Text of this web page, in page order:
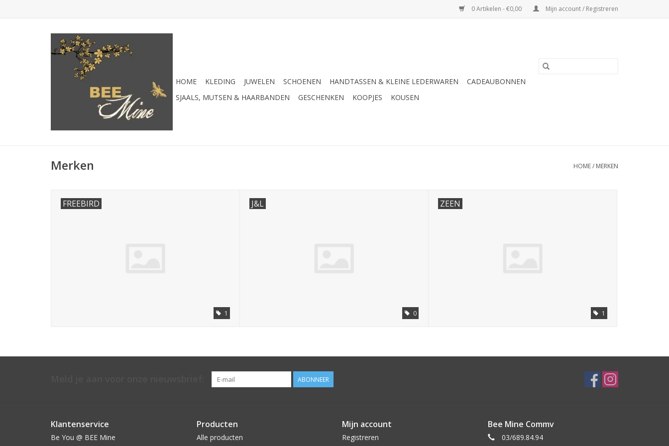
0 Artikelen - €0,00 Mijn account / Registreren
HOME KLEDING JUWELEN SCHOENEN HANDTASSEN & KLEINE LEDERWAREN
CADEAUBONNEN
SJAALS, MUTSEN & HAARBANDEN
GESCHENKEN KOOPJES KOUSEN
Merken HOME/ MERKEN
FREEBIRD
1
J&L
0
ZEEN
1
ABONNEER
Klantenservice
Be You @ BEE Mine
Producten
Alle producten
Mijn account
Registreren
Bee Mine Commv
03/689.84.94